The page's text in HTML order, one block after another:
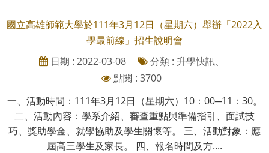
國立高雄師範大學於111年3月12日（星期六）舉辦「2022入
學最前線」招生說明會
日期 : 2022-03-08
分類 : 升學快訊、
點閱 : 3700
一、活動時間：111年3月12日（星期六）10：00─11：30。
二、活動內容：學系介紹、審查重點與準備指引、面試技
巧、獎助學金、就學協助及學生關懷等。 三、活動對象：應
屆高三學生及家長。 四、報名時間及方....